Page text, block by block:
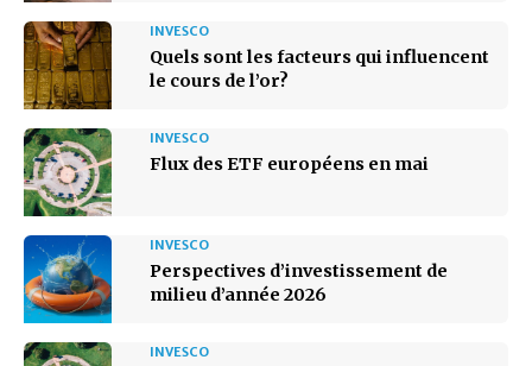
INVESCO
Quels sont les facteurs qui influencent
le cours de l’or?
INVESCO
Flux des ETF européens en mai
INVESCO
Perspectives d’investissement de
milieu d’année 2026
INVESCO